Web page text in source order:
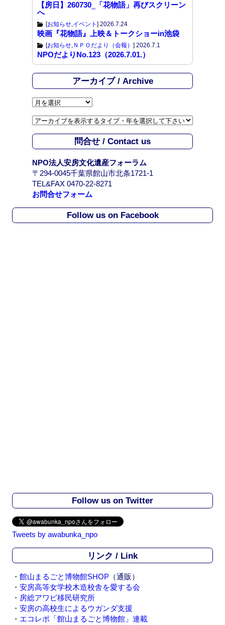
【房日】260730‗「花物語」再びスクリーン
へ
[お知らせ,イベント ] 2026.7.24
映画『花物語』上映＆トークショーin池袋
[お知らせ,ＮＰＯだより（会報） ] 2026.7.1
NPOだよりNo.123（2026.7.01.）
アーカイブ / Archive
ア
カ
イ
ブ
A
r
c
h
i
問合せ / Contact us
NPO法人安房文化遺産フォーラム
〒294-0045千葉県館山市北条1721-1
TEL&FAX 0470-22-8271
お問合せフォーム
Follow us on Facebook
Follow us on Twitter
Tweets by awabunka_npo
リンク / Link
・ 館山まるごと博物館SHOP （通販）
・ 安房高等女学校木造校舎を愛する会
・ 房総アワビ移民研究所
・ 安房の高校生によるウガンダ支援
・ エコレポ「館山まるごと博物館」連載